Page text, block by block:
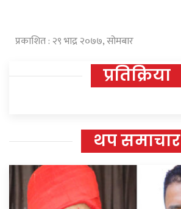
प्रकाशित : २९ भाद्र २०७७, सोमबार
प्रतिक्रिया
थप समाचार